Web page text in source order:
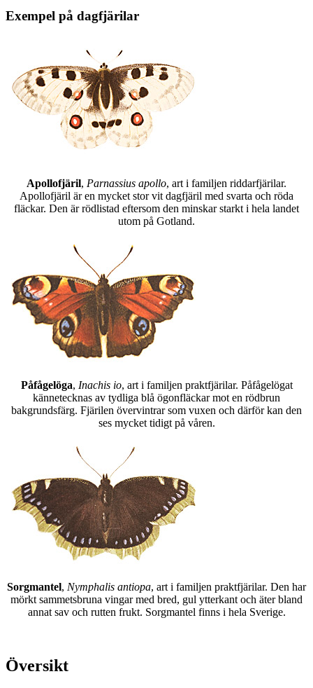
Exempel på dagfjärilar
Apollofjäril, Parnassius apollo, art i familjen riddarfjärilar.
Apollofjäril är en mycket stor vit dagfjäril med svarta och röda
fläckar. Den är rödlistad eftersom den minskar starkt i hela landet
utom på Gotland.
Påfågelöga, Inachis io, art i familjen praktfjärilar. Påfågelögat
kännetecknas av tydliga blå ögonfläckar mot en rödbrun
bakgrundsfärg. Fjärilen övervintrar som vuxen och därför kan den
ses mycket tidigt på våren.
Sorgmantel, Nymphalis antiopa, art i familjen praktfjärilar. Den har
mörkt sammetsbruna vingar med bred, gul ytterkant och äter bland
annat sav och rutten frukt. Sorgmantel finns i hela Sverige.
Översikt